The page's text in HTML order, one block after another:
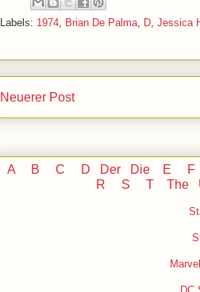
Labels: 1974 Brian De Palma D Jessica
Neuerer Post
A B C D Der Die E F
R
S T The